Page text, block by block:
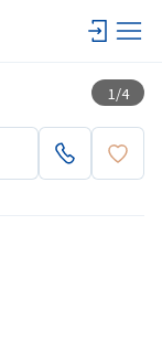
1 /4
查看一览